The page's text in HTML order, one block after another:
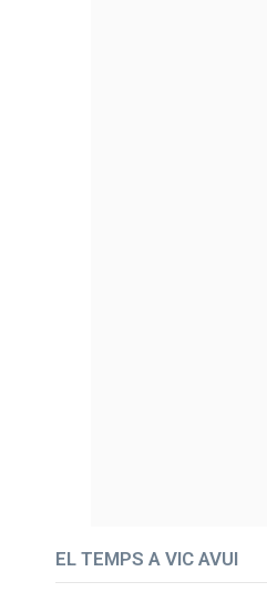
EL TEMPS A VIC AVUI